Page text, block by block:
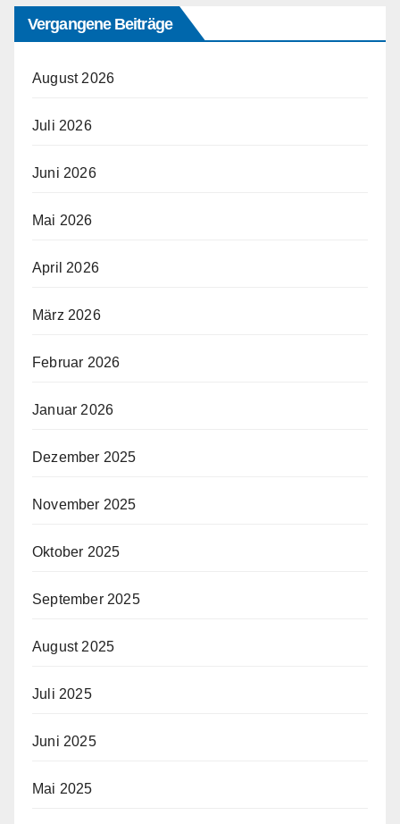
Vergangene Beiträge
August 2026
Juli 2026
Juni 2026
Mai 2026
April 2026
März 2026
Februar 2026
Januar 2026
Dezember 2025
November 2025
Oktober 2025
September 2025
August 2025
Juli 2025
Juni 2025
Mai 2025